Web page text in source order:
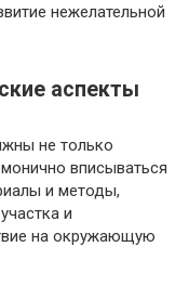
нежелательной
аспекты
не только
вписываться
и методы,
и
на окружающую